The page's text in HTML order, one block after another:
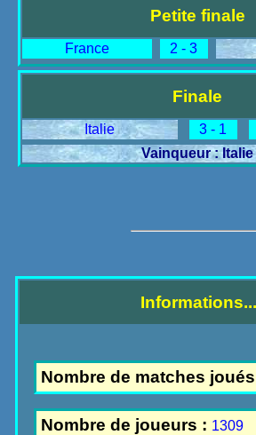
Petite finale
France 2 - 3
Finale
Italie 3 - 1
Vainqueur : Italie
Informations...
Nombre de matches
Nombre de joueurs : 1309